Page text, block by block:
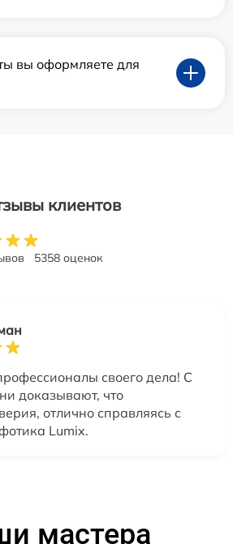
вы оформляете для
клиентов
5358 оценок
своего дела! С
доказывают, что
отлично справляясь с
Lumix.
мастера